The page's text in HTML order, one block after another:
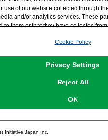
use of our website collected through
and/or analytics services. These
to them or that they have collected
Necessary Cookies, please
settings at any time via
Cookie Policy
Privacy Settings
Reject All
OK
Initiative Japan Inc.